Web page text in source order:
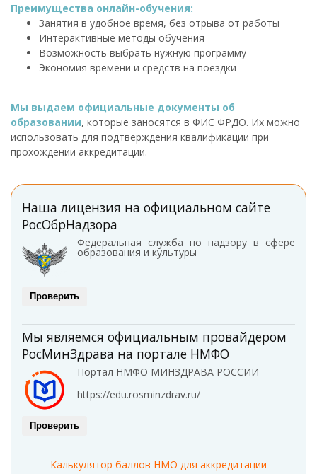
Преимущества онлайн-обучения:
Занятия в удобное время, без отрыва от работы
Интерактивные методы обучения
Возможность выбрать нужную программу
Экономия времени и средств на поездки
Мы выдаем официальные документы об
образовании, которые заносятся в ФИС ФРДО. Их можно
использовать для подтверждения квалификации при
прохождении аккредитации.
Наша лицензия на официальном сайте
РосОбрНадзора
Федеральная служба по надзору в сфере
образования и культуры
Проверить
Мы являемся официальным провайдером
РосМинЗдрава на портале НМФО
Портал НМФО МИНЗДРАВА РОССИИ
https://edu.rosminzdrav.ru/
Проверить
Калькулятор баллов НМО для аккредитации